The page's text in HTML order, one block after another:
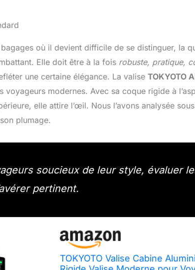
où il devient difficile de se distinguer, la
Elle doit être à la fois robuste, pratique,
une certaine élégance. La valise TOKYOTO
voyageurs modernes. Avec sa coque rigide à
elle attire l’œil. Nous l’avons analysée
plumage.
soucieux de leur style, évaluer
pertinent.
TOKYOTO Valise Cabine